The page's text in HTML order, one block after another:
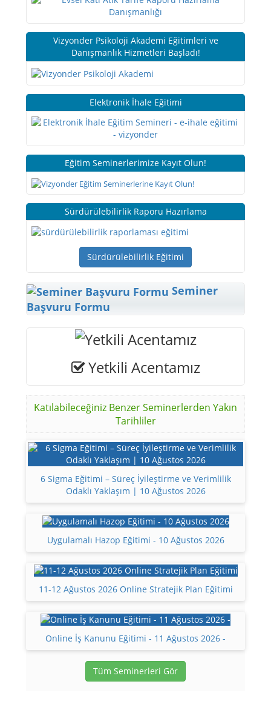
Vizyonder Psikoloji Akademi Eğitimleri ve
Danışmanlık Hizmetleri Başladı!
Elektronik İhale Eğitimi
Eğitim Seminerlerimize Kayıt Olun!
Sürdürülebilirlik Raporu Hazırlama
Sürdürülebilirlik Eğitimi
Seminer
Başvuru Formu
Yetkili Acentamız
Katılabileceğiniz Benzer Seminerlerden Yakın
Tarihliler
6 Sigma Eğitimi – Süreç İyileştirme ve Verimlilik
Odaklı Yaklaşım | 10 Ağustos 2026
Uygulamalı Hazop Eğitimi - 10 Ağustos 2026
11-12 Ağustos 2026 Online Stratejik Plan Eğitimi
Online İş Kanunu Eğitimi - 11 Ağustos 2026 -
Tüm Seminerleri Gör